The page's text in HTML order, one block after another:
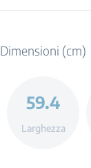
Dimensioni (cm)
59.4
Larghezza